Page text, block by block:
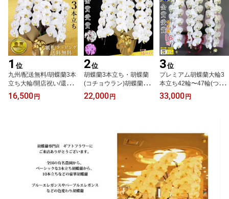
1 位
九州/配送無料/胡蝶蘭3本
立ち大輪/開店祝い/還暦
祝い/お祝い 送料無料/お
祝い花・開店祝い・お祝
福岡大分佐賀長崎宮崎熊
本鹿児島博多座正月
16,500 円
2位
胡蝶蘭3本立ち・胡蝶蘭
(コチョウラン)胡蝶蘭3本
立ち大輪/開店祝い/還暦
祝い/お祝い・胡蝶蘭 3本
ン・胡蝶蘭】胡蝶蘭 お祝
い・お祝い返し・還暦・
喜寿・米寿 竣工式落成
式 お歳暮株主総会はな
やか正月
22,000 円
3位
プレミアム胡蝶蘭大輪3
本立ち42輪〜47輪(つぼ
み含む)鉢が隠れる大迫
力 竣工式落成式 お歳
33,000 円